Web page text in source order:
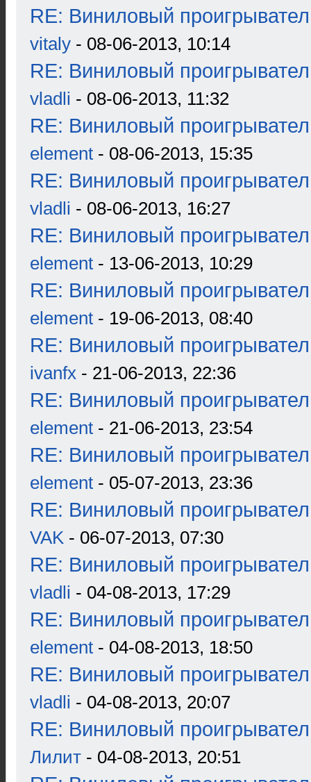
RE: Виниловый
vitaly - 08-06-2013, 10:14
RE: Виниловый
vladli - 08-06-2013, 11:32
RE: Виниловый
element - 08-06-2013, 15:35
RE: Виниловый
vladli - 08-06-2013, 16:27
RE: Виниловый
element - 13-06-2013, 10:29
RE: Виниловый
element - 19-06-2013, 08:40
RE: Виниловый
ivanfx - 21-06-2013, 22:36
RE: Виниловый
element - 21-06-2013, 23:54
RE: Виниловый
element - 05-07-2013, 23:36
RE: Виниловый
VAK - 06-07-2013, 07:30
RE: Виниловый
vladli - 04-08-2013, 17:29
RE: Виниловый
element - 04-08-2013, 18:50
RE: Виниловый
vladli - 04-08-2013, 20:07
RE: Виниловый
Лилит - 04-08-2013, 20:51